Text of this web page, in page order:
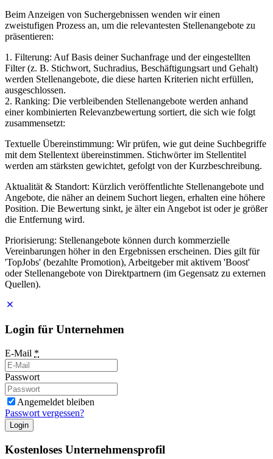
Beim Anzeigen von Suchergebnissen wenden wir einen
zweistufigen Prozess an, um die relevantesten Stellenangebote zu
präsentieren:
1. Filterung: Auf Basis deiner Suchanfrage und der eingestellten
Filter (z. B. Stichwort, Suchradius, Beschäftigungsart und Gehalt)
werden Stellenangebote, die diese harten Kriterien nicht erfüllen,
ausgeschlossen.
2. Ranking: Die verbleibenden Stellenangebote werden anhand
einer kombinierten Relevanzbewertung sortiert, die sich wie folgt
zusammensetzt:
Textuelle Übereinstimmung: Wir prüfen, wie gut deine Suchbegriffe
mit dem Stellentext übereinstimmen. Stichwörter im Stellentitel
werden am stärksten gewichtet, gefolgt von der Kurzbeschreibung.
Aktualität & Standort: Kürzlich veröffentlichte Stellenangebote und
Angebote, die näher an deinem Suchort liegen, erhalten eine höhere
Position. Die Bewertung sinkt, je älter ein Angebot ist oder je größer
die Entfernung wird.
Priorisierung: Stellenangebote können durch kommerzielle
Vereinbarungen höher in den Ergebnissen erscheinen. Dies gilt für
'TopJobs' (bezahlte Promotion), Arbeitgeber mit aktivem 'Boost'
oder Stellenangebote von Direktpartnern (im Gegensatz zu externen
Quellen).
Login für Unternehmen
E-Mail *
Passwort
Angemeldet bleiben
Passwort vergessen?
Login
Kostenloses Unternehmensprofil